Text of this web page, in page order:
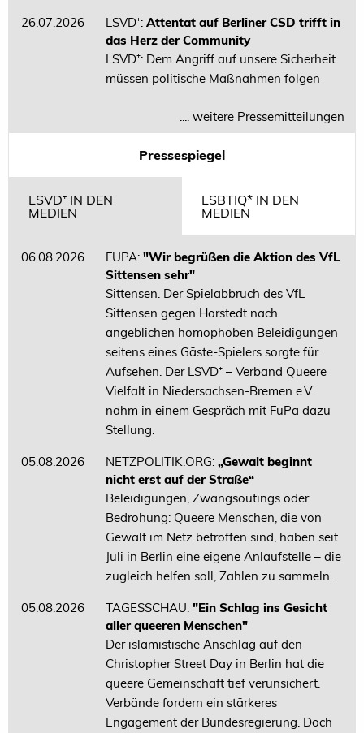
26.07.2026 LSVD⁺: Attentat auf Berliner CSD trifft in
das Herz der Community
LSVD⁺: Dem Angriff auf unsere Sicherheit
müssen politische Maßnahmen folgen
.... weitere Pressemitteilungen
Pressespiegel
LSVD⁺ IN DEN
MEDIEN
LSBTIQ* IN DEN
MEDIEN
06.08.2026 FUPA: "Wir begrüßen die Aktion des VfL
Sittensen sehr"
Sittensen. Der Spielabbruch des VfL
Sittensen gegen Horstedt nach
angeblichen homophoben Beleidigungen
seitens eines Gäste-Spielers sorgte für
Aufsehen. Der LSVD⁺ – Verband Queere
Vielfalt in Niedersachsen-Bremen e.V.
nahm in einem Gespräch mit FuPa dazu
Stellung.
05.08.2026 NETZPOLITIK.ORG: „Gewalt beginnt
nicht erst auf der Straße“
Beleidigungen, Zwangsoutings oder
Bedrohung: Queere Menschen, die von
Gewalt im Netz betroffen sind, haben seit
Juli in Berlin eine eigene Anlaufstelle – die
zugleich helfen soll, Zahlen zu sammeln.
05.08.2026 TAGESSCHAU: "Ein Schlag ins Gesicht
aller queeren Menschen"
Der islamistische Anschlag auf den
Christopher Street Day in Berlin hat die
queere Gemeinschaft tief verunsichert.
Verbände fordern ein stärkeres
Engagement der Bundesregierung. Doch